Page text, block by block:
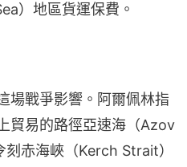
）地區貨運保費。
場戰爭影響。阿爾佩林指
貿易的路徑亞速海（Azov
赤海峽（Kerch Strait）